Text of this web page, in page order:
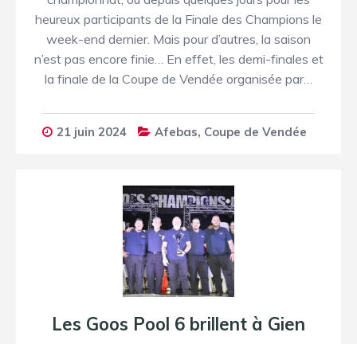
heureux participants de la Finale des Champions le
week-end dernier. Mais pour d’autres, la saison
n’est pas encore finie… En effet, les demi-finales et
la finale de la Coupe de Vendée organisée par…
21 juin 2024 Afebas, Coupe de Vendée
Les Goos Pool 6 brillent à Gien